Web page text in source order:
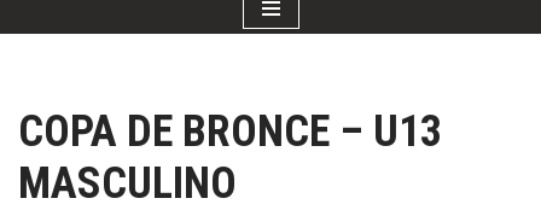
COPA DE BRONCE – U13
MASCULINO